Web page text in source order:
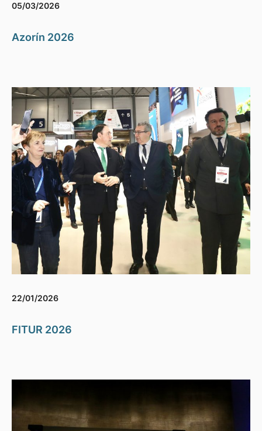
05/03/2026
Azorín 2026
22/01/2026
FITUR 2026